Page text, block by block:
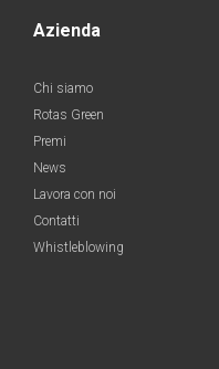
Azienda
Chi siamo
Rotas Green
Premi
News
Lavora con noi
Contatti
Whistleblowing